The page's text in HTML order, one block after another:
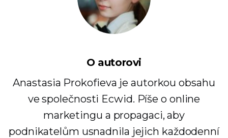
O autorovi
Anastasia Prokofieva je autorkou obsahu
ve společnosti Ecwid. Píše o online
marketingu a propagaci, aby
podnikatelům usnadnila jejich každodenní